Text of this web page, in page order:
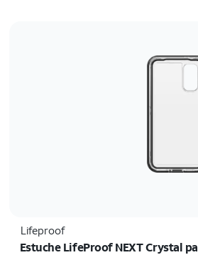
Lifeproof
Estuche LifeProof NEXT Crystal